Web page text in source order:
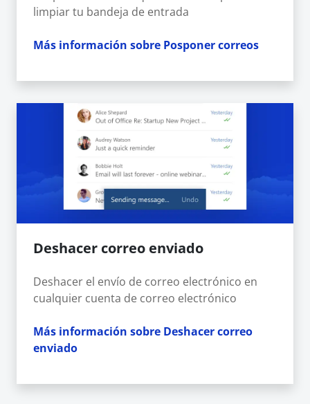
limpiar tu bandeja de entrada
Más información sobre Posponer correos
Deshacer correo enviado
Deshacer el envío de correo electrónico en
cualquier cuenta de correo electrónico
Más información sobre Deshacer correo
enviado